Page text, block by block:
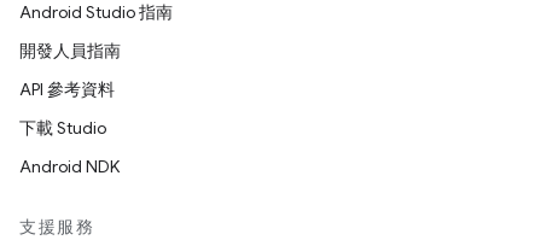
Android Studio 指南
開發人員指南
API 參考資料
下載 Studio
Android NDK
支援服務